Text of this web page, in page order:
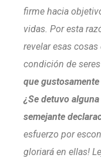
firme hacia
vidas. Por esta
revelar esas
condición de
que
¿Se detuvo
semejante
esfuerzo por
gloriará en ellas!